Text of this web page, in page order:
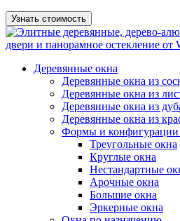
Узнать стоимость
Деревянные окна
Деревянные окна из
Деревянные окна из
Деревянные окна из
Деревянные окна из
Формы и конфигурации
Треугольные окна
Круглые окна
Нестандартные
Арочные окна
Большие окна
Эркерные окна